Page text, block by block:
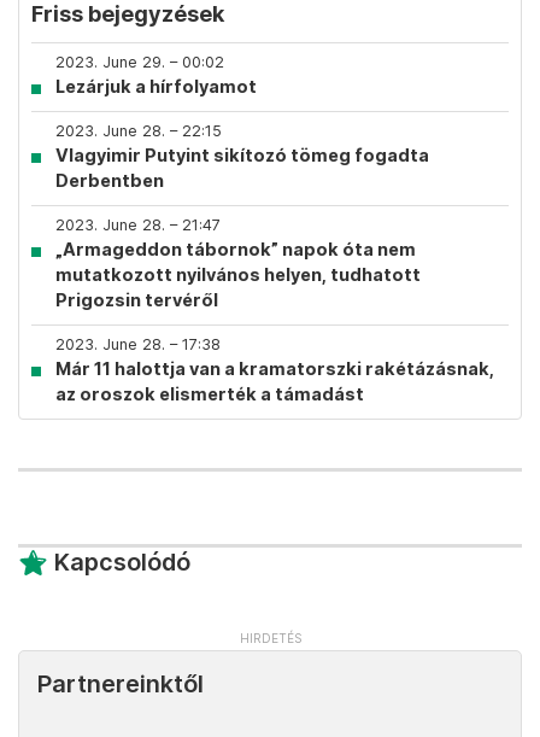
Friss bejegyzések
2023. June 29. – 00:02
Lezárjuk a hírfolyamot
2023. June 28. – 22:15
Vlagyimir Putyint sikítozó tömeg fogadta
Derbentben
2023. June 28. – 21:47
„Armageddon tábornok” napok óta nem
mutatkozott nyilvános helyen, tudhatott
Prigozsin tervéről
2023. June 28. – 17:38
Már 11 halottja van a kramatorszki rakétázásnak,
az oroszok elismerték a támadást
Kapcsolódó
Partnereinktől